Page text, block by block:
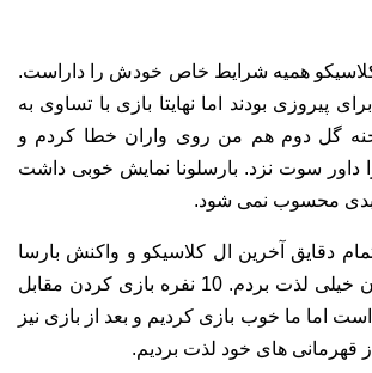
همیه شرایط خاص خودش را داراست.
برای پیروزی بودند اما نهایتا بازی با تساوی به
گل دوم هم من روی واران خطا کردم و
سوت نزد. بارسلونا نمایش خوبی داشت
بدی محسوب نمی شود.
دقایق آخرین ال کلاسیکو و واکنش بارسا
بعد از 10 نفره شدن خیلی لذت بردم. 10 نفره بازی کردن مقابل
اما ما خوب بازی کردیم و بعد از بازی نیز
قهرمانی های خود لذت بردیم.